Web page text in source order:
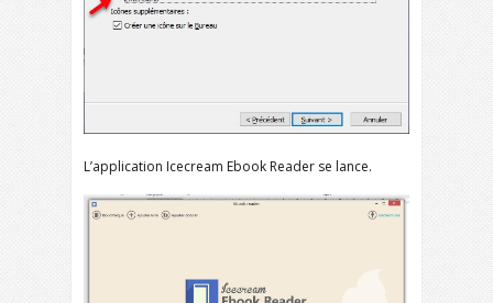
L’application Icecream Ebook Reader se lance.